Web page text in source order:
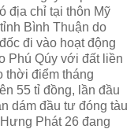
địa chỉ tại thôn Mỹ
Bình Thuận do
đi vào hoạt động
Phú Qúy với đất liền
thời điểm tháng
55 tỉ đồng, lần đầu
dám đầu tư đóng tàu
Phát 26 đang